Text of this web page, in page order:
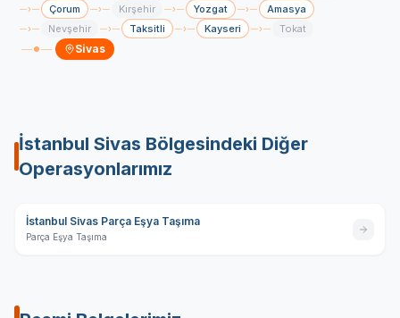
› Çorum › Kırşehir › Yozgat › Amasya
› Nevşehir › Taksitli › Kayseri › Tokat
Sivas
İstanbul Sivas Bölgesindeki Diğer
Operasyonlarımız
İstanbul Sivas Parça Eşya Taşıma
Parça Eşya Taşıma